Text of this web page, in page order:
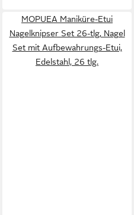
MOPUEA Maniküre-Etui
Nagelknipser Set 26-tlg, Nagel
Set mit Aufbewahrungs-Etui,
Edelstahl, 26 tlg.